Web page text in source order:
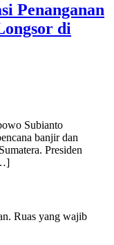
Penanganan
di
Subianto
banjir dan
Presiden
Ruas yang wajib